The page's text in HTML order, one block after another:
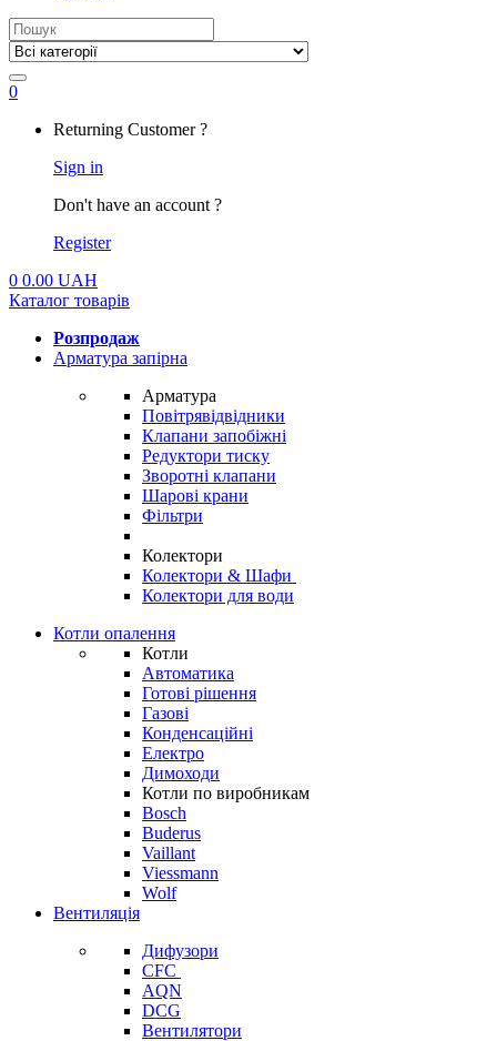
Search
for:
0
Returning Customer ?
Sign in
Don't have an account ?
Register
0 0.00 UAH
Каталог товарів
Розпродаж
Арматура запірна
Арматура
Повітрявідвідники
Клапани запобіжні
Редуктори тиску
Зворотні клапани
Шарові крани
Фільтри
Колектори
Колектори & Шафи
Колектори для води
Котли опалення
Котли
Автоматика
Готові рішення
Газові
Конденсаційні
Електро
Димоходи
Котли по виробникам
Bosch
Buderus
Vaillant
Viessmann
Wolf
Вентиляція
Дифузори
CFC
AQN
DCG
Вентилятори